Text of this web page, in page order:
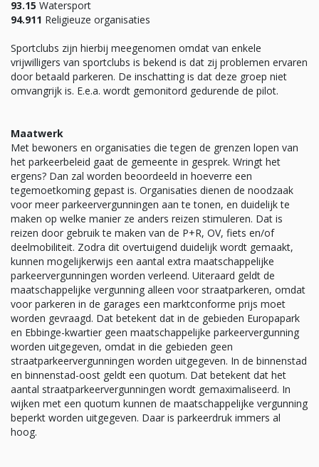
93.15 Watersport
94.911 Religieuze organisaties
Sportclubs zijn hierbij meegenomen omdat van enkele
vrijwilligers van sportclubs is bekend is dat zij problemen ervaren
door betaald parkeren. De inschatting is dat deze groep niet
omvangrijk is. E.e.a. wordt gemonitord gedurende de pilot.
Maatwerk
Met bewoners en organisaties die tegen de grenzen lopen van
het parkeerbeleid gaat de gemeente in gesprek. Wringt het
ergens? Dan zal worden beoordeeld in hoeverre een
tegemoetkoming gepast is. Organisaties dienen de noodzaak
voor meer parkeervergunningen aan te tonen, en duidelijk te
maken op welke manier ze anders reizen stimuleren. Dat is
reizen door gebruik te maken van de P+R, OV, fiets en/of
deelmobiliteit. Zodra dit overtuigend duidelijk wordt gemaakt,
kunnen mogelijkerwijs een aantal extra maatschappelijke
parkeervergunningen worden verleend. Uiteraard geldt de
maatschappelijke vergunning alleen voor straatparkeren, omdat
voor parkeren in de garages een marktconforme prijs moet
worden gevraagd. Dat betekent dat in de gebieden Europapark
en Ebbinge-kwartier geen maatschappelijke parkeervergunning
worden uitgegeven, omdat in die gebieden geen
straatparkeervergunningen worden uitgegeven. In de binnenstad
en binnenstad-oost geldt een quotum. Dat betekent dat het
aantal straatparkeervergunningen wordt gemaximaliseerd. In
wijken met een quotum kunnen de maatschappelijke vergunning
beperkt worden uitgegeven. Daar is parkeerdruk immers al
hoog.